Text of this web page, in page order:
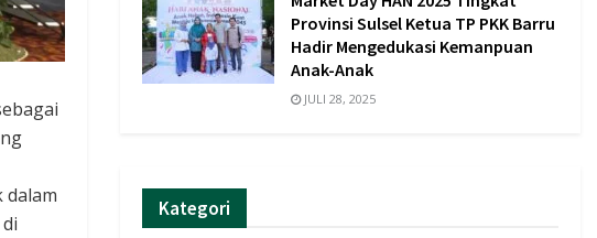
dalam
Provinsi Sulsel Ketua TP PKK Barru
Hadir Mengedukasi Kemanpuan
Anak-Anak
JULI 28, 2025
Kategori